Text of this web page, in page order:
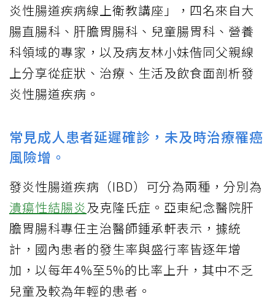
炎性腸道疾病線上衛教講座」，四名來自大
腸直腸科、肝膽胃腸科、兒童腸胃科、營養
科領域的專家，以及病友林小妹偕同父親線
上分享從症狀、治療、生活及飲食面剖析發
炎性腸道疾病。
常見成人患者延遲確診，未及時治療罹癌
風險增。
發炎性腸道疾病（IBD）可分為兩種，分別為
潰瘍性結腸炎及克隆氏症。亞東紀念醫院肝
膽胃腸科專任主治醫師鍾承軒表示，據統
計，國內患者的發生率與盛行率皆逐年增
加，以每年4%至5%的比率上升，其中不乏
兒童及較為年輕的患者。